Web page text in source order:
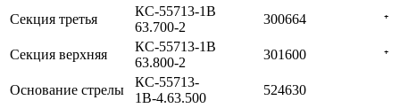
Секция третья
КС-55713-1В
63.700-2
300664 ⁺
Секция верхняя
КС-55713-1В
63.800-2
301600 ⁺
Основание стрелы
КС-55713-
1В-4.63.500
524630